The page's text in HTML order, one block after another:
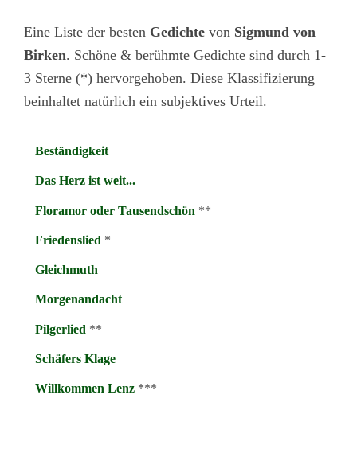
Eine Liste der besten Gedichte von Sigmund von
Birken. Schöne & berühmte Gedichte sind durch 1-
3 Sterne (*) hervorgehoben. Diese Klassifizierung
beinhaltet natürlich ein subjektives Urteil.
Beständigkeit
Das Herz ist weit...
Floramor oder Tausendschön **
Friedenslied *
Gleichmuth
Morgenandacht
Pilgerlied **
Schäfers Klage
Willkommen Lenz***